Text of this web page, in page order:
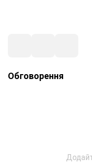
Обговорення